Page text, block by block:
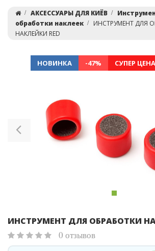
АКСЕССУАРЫ ДЛЯ КИЁВ
обработки наклеек
ИНСТРУМЕНТ ДЛЯ
НАКЛЕЙКИ RED
НОВИНКА -47% СУПЕР
Previous
ИНСТРУМЕНТ ДЛЯ ОБРАБОТКИ
0 отзывов